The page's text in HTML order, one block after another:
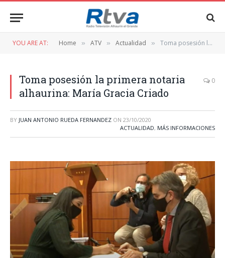
YOU ARE AT: Home » ATV » Actualidad » Toma posesión la primera notaria alhaurina: María Gracia Criado
Toma posesión la primera notaria
alhaurina: María Gracia Criado
0
BY JUAN ANTONIO RUEDA FERNANDEZ ON 23/10/2020
ACTUALIDAD, MÁS INFORMACIONES